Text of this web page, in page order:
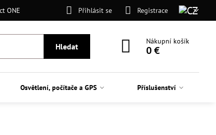
ONE Přihlásit se Registrace
Hledat
Nákupní košík
0 €
Osvětlení, počítače a GPS Příslušenství